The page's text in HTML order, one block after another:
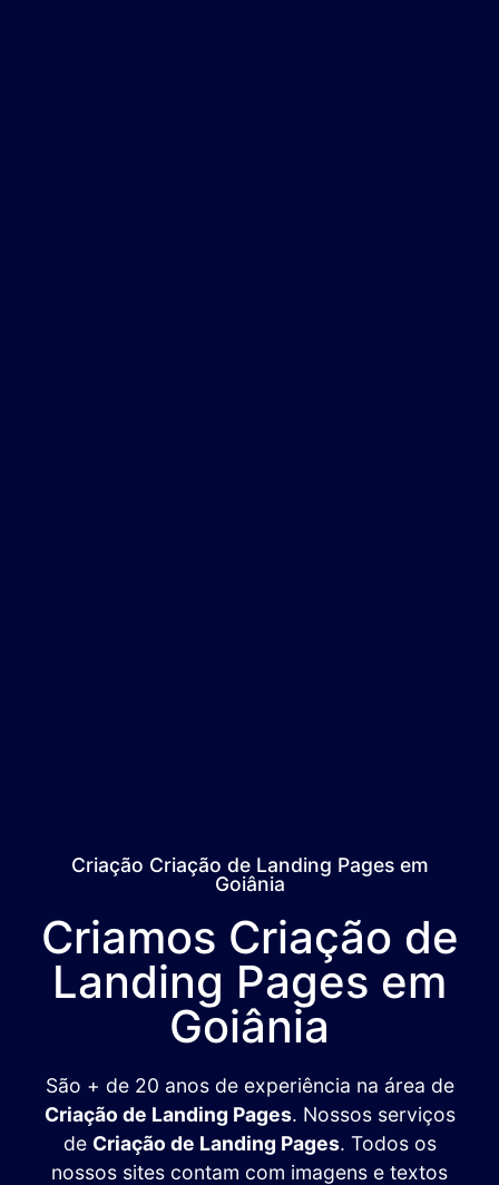
Criação Criação de Landing Pages em
Goiânia
Criamos Criação de
Landing Pages em
Goiânia
São + de 20 anos de experiência na área de
Criação de Landing Pages. Nossos serviços
de Criação de Landing Pages. Todos os
nossos sites contam com imagens e textos